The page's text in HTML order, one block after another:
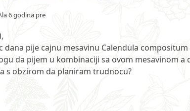
6 godina pre
dana pije cajnu mesavinu Calendula
da pijem u kombinaciji sa ovom mesavinom
s obzirom da planiram trudnocu?